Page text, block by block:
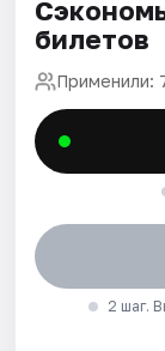
билетов
Применили:
2 шаг.